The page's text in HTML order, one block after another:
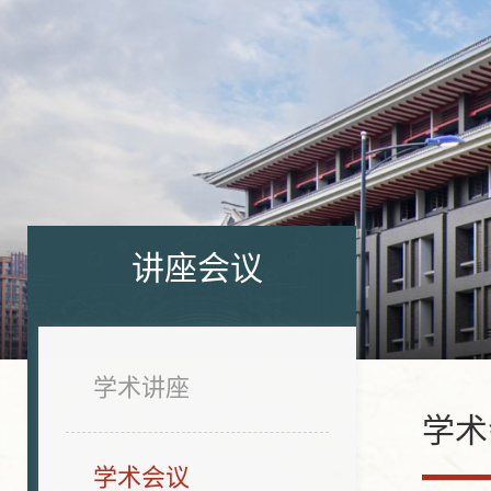
讲座会议
学术讲座
学术会议
学